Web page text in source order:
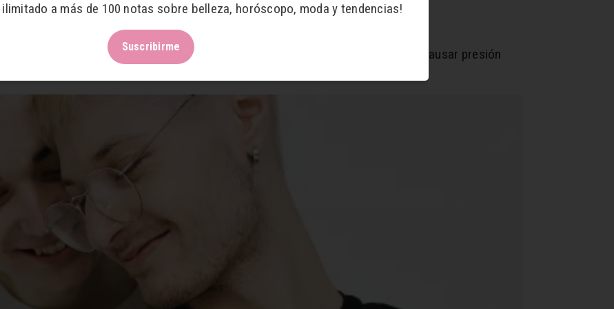
en los hombres. Una de ellas es causada por exceso de fumar, porque puede causar presión
desembocan en esta deficiencia sexual.
a más de 100 notas sobre belleza, horóscopo, moda y tendencias!
Suscribirme